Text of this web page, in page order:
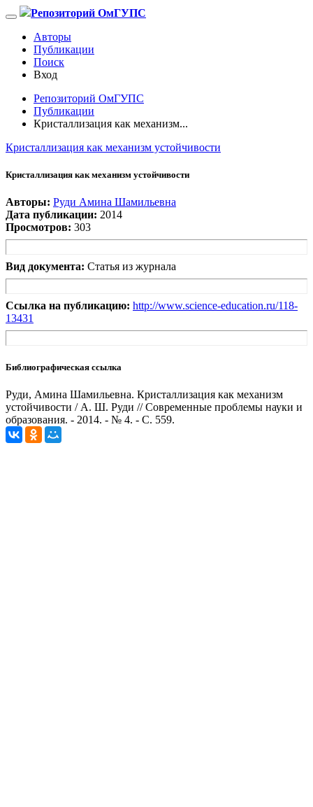
Репозиторий ОмГУПС
Авторы
Публикации
Поиск
Вход
Репозиторий ОмГУПС
Публикации
Кристаллизация как механизм...
Кристаллизация как механизм устойчивости
Кристаллизация как механизм устойчивости
Авторы: Руди Амина Шамильевна
Дата публикации: 2014
Просмотров: 303
Вид документа: Статья из журнала
Ссылка на публикацию: http://www.science-education.ru/118-
13431
Библиографическая ссылка
Руди, Амина Шамильевна. Кристаллизация как механизм
устойчивости / А. Ш. Руди // Современные проблемы науки и
образования. - 2014. - № 4. - С. 559.